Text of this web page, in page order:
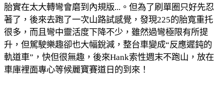
胎實在太大轉彎會磨到內規版...。但為了刷單圈只好先忍
著了，後來去跑了一次山路試感覺，發現225的胎寬重托
很多，而且彎中靈活度下降不少，雖然過彎極限有所提
升，但駕駛樂趣卻也大幅銳減，整台車變成“反應遲鈍的
軌道車”，快但很無趣，後來Hank索性週末不跑山，放在
車庫裡面專心等候麗寶賽道日的到來！